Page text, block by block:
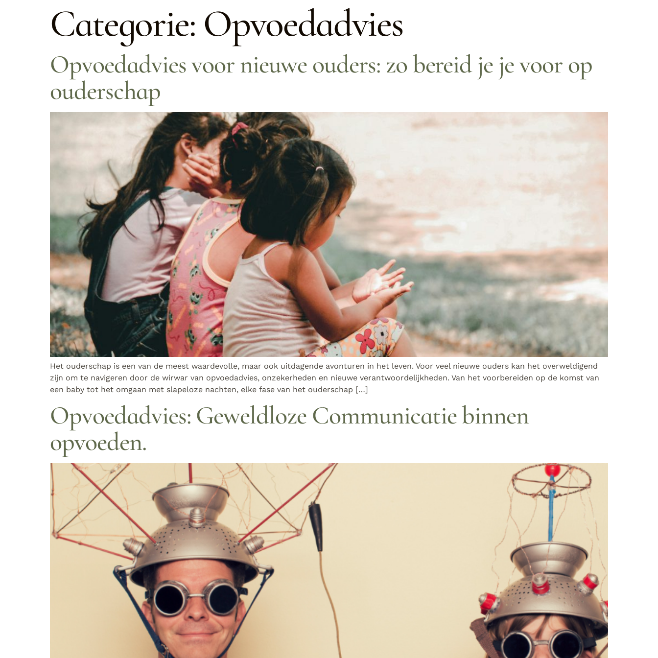
Categorie: Opvoedadvies
Opvoedadvies voor nieuwe ouders: zo bereid je je voor op
ouderschap
Het ouderschap is een van de meest waardevolle, maar ook uitdagende avonturen in het leven. Voor veel nieuwe ouders kan het overweldigend
zijn om te navigeren door de wirwar van opvoedadvies, onzekerheden en nieuwe verantwoordelijkheden. Van het voorbereiden op de komst van
een baby tot het omgaan met slapeloze nachten, elke fase van het ouderschap […]
Opvoedadvies: Geweldloze Communicatie binnen
opvoeden.